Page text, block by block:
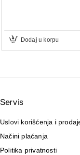
Dodaj u korpu
Servis
Uslovi korišćenja i
Načini plaćanja
Politika privatnosti